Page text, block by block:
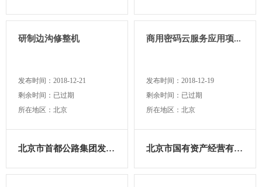
研制边沟修整机
发布时间：2018-12-21
剩余时间：已过期
所在地区：北京
北京市首都公路集团发展有...
商用密码云服务应用项...
发布时间：2018-12-19
剩余时间：已过期
所在地区：北京
北京市国有资产经营有限责...